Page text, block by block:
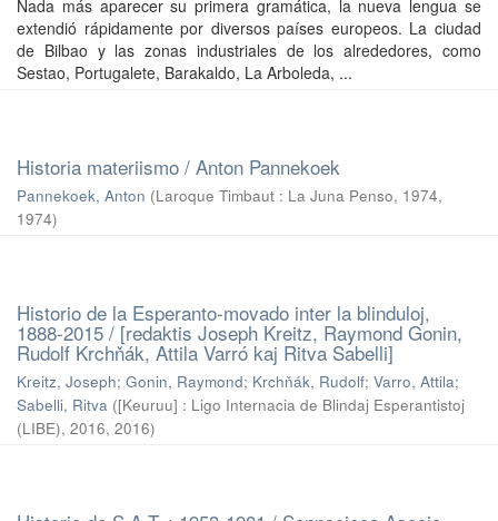
Nada más aparecer su primera gramática, la nueva lengua se
extendió rápidamente por diversos países europeos. La ciudad
de Bilbao y las zonas industriales de los alrededores, como
Sestao, Portugalete, Barakaldo, La Arboleda, ...
Historia materiismo / Anton Pannekoek
Pannekoek, Anton (Laroque Timbaut : La Juna Penso, 1974,
1974)
Historio de la Esperanto-movado inter la blinduloj,
1888-2015 / [redaktis Joseph Kreitz, Raymond Gonin,
Rudolf Krchňák, Attila Varró kaj Ritva Sabelli]
Kreitz, Joseph; Gonin, Raymond; Krchňák, Rudolf; Varro, Attila;
Sabelli, Ritva ([Keuruu] : Ligo Internacia de Blindaj Esperantistoj
(LIBE), 2016, 2016)